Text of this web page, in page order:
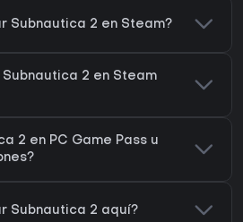
Subnautica 2 en Steam?
2 en Steam
2 en PC Game Pass u
Subnautica 2 aquí?